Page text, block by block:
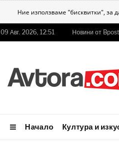
Ние използваме "бисквитки", за
09 Авг. 2026, 12:51 Новини от Bpost
Начало Култура и